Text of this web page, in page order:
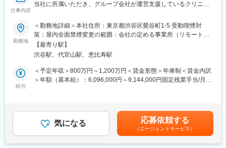
■組織構成
意とする分野で活躍いただいております。
30代～40代のメンバーがほとんどで、若手にも活躍のチャンスが
あります。
遠方のメンバーもいるため、フルリモートが基本となります。そ
■業務の魅力
そのため、「来院率」や「契約率」、売上といった事業の根幹デ
ータまで把握したマーケティングが可能です。
そのデータを武器に、事業収益に直結する本質的な分析・施策を
立案し、自分の運用でクリニックのリードが増え、契約数が伸
仕事内容
当社に所属いただき、グループ会社が運営支援しているクリニッ
■業務内容詳細：
◇マーケティング戦略の立案
※分析した数値・市場のトレンドを元に、担当する事業の売上を最
大化するためのマーケティング戦略の立案・遂行
◇事業計画の立案から実行まで
※立案した戦略を軸に事業計画の立案から実行までをお任せしま
メントをお任せします。
勤務地
＜勤務地詳細＞本社住所：東京都渋谷区鶯谷町1-5 受動喫煙対
策：屋内全面禁煙変更の範囲：会社の定める事業所（リモートワ
ーク含む）
【最寄り駅】
渋谷駅、代官山駅、恵比寿駅
給与
＜予定年収＞800万円～1,200万円＜賃金形態＞年俸制＜賃金内訳
＞年額（基本給）：6,096,000円～9,144,000円固定残業手当/月：
金はあくまでも目安の金額であり、選考を通じて上下する可能性
があります。月給(月額)は固定手当を含めた表記です。
気になる 応募依頼する
（エージェントサービス）